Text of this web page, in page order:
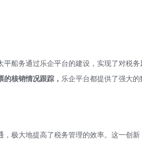
船务通过乐企平台的建设，实现了对税
的核销情况跟踪， 乐企平台都提供了强大的
极大地提高了税务管理的效率。这一创